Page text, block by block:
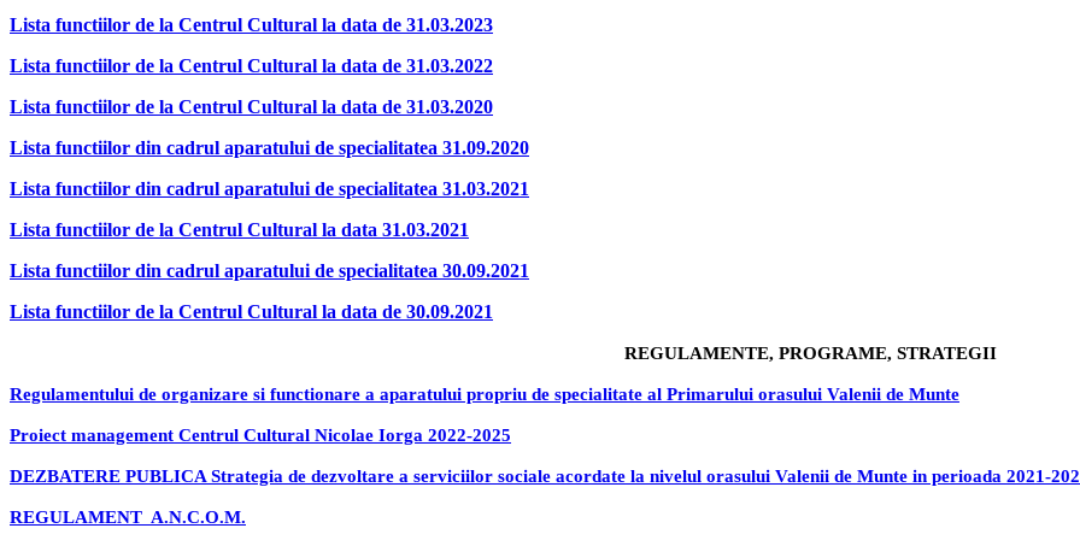
Lista functiilor de la Centrul Cultural la data de 31.03.2023
Lista functiilor de la Centrul Cultural la data de 31.03.2022
Lista functiilor de la Centrul Cultural la data de 31.03.2020
Lista functiilor din cadrul aparatului de specialitatea 31.09.2020
Lista functiilor din cadrul aparatului de specialitatea 31.03.2021
Lista functiilor de la Centrul Cultural la data 31.03.2021
Lista functiilor din cadrul aparatului de specialitatea 30.09.2021
Lista functiilor de la Centrul Cultural la data de 30.09.2021
REGULAMENTE, PROGRAME, STRATEGII
Regulamentului de organizare si functionare a aparatului propriu de specialitate al Primarului orasului Valenii de Munte
Proiect management Centrul Cultural Nicolae Iorga 2022-2025
DEZBATERE PUBLICA Strategia de dezvoltare a serviciilor sociale acordate la nivelul orasului Valenii de Munte in perioada 2021-
REGULAMENT A.N.C.O.M.